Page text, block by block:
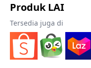
Produk LAI
Tersedia juga di